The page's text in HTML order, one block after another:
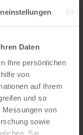
Daten
Ihre persönlichen
von
auf Ihrem
und so
Messungen von
sowie
Sie
Problem melden
Stadtplanwerk
mit vielen
des